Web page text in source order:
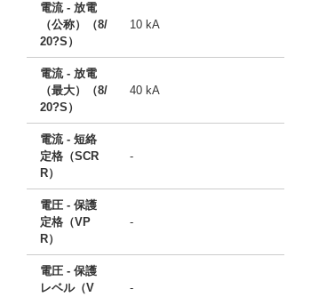
電流 - 放電
（公称）（8/
20?S）
10 kA
電流 - 放電
（最大）（8/
20?S）
40 kA
電流 - 短絡
定格（SCR
R）
-
電圧 - 保護
定格（VP
R）
-
電圧 - 保護
レベル（V
-